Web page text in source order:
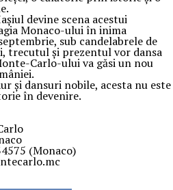
devine scena acestui
Monaco-ului în inima
sub candelabrele de
trecutul și prezentul vor dansa
Carlo-ului va găsi un nou
și dansuri nobile, acesta nu este
în devenire.
(Monaco)